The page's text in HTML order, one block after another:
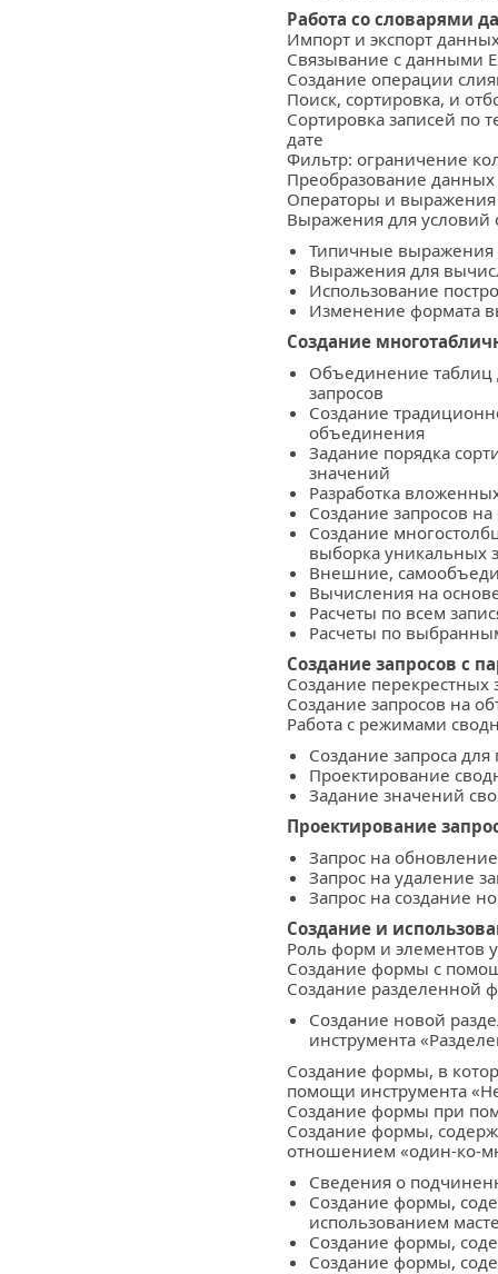
Работа со словарями
Импорт и экспорт
Связывание с данными
Создание операции
Поиск, сортировка, и
Сортировка записей по
дате
Фильтр: ограничение
Преобразование
Операторы и выражения
Выражения для условий
Типичные выражения
Выражения для
Использование
Изменение формата
Создание
Объединение таблиц
запросов
Создание
объединения
Задание порядка
значений
Разработка
Создание запросов
Создание
выборка уникальных
Внешние,
Вычисления на
Расчеты по всем
Расчеты по
Создание запросов с
Создание перекрестных
Создание запросов на
Работа с режимами
Создание запроса
Проектирование
Задание значений
Проектирование
Запрос на
Запрос на удаление
Запрос на создание
Создание и
Роль форм и элементов
Создание формы с
Создание разделенной
Создание новой
инструмента
Создание формы, в
помощи инструмента
Создание формы при
Создание формы,
отношением «один-ко-
Сведения о
Создание формы,
использованием
Создание формы,
Создание формы,